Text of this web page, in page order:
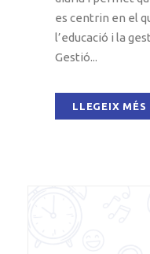
es centrin en el
l’educació i la
Gestió...
LLEGEIX MÉS